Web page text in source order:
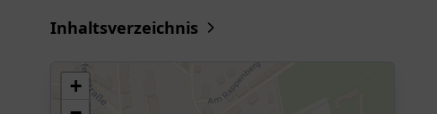
Inhaltsverzeichnis
+